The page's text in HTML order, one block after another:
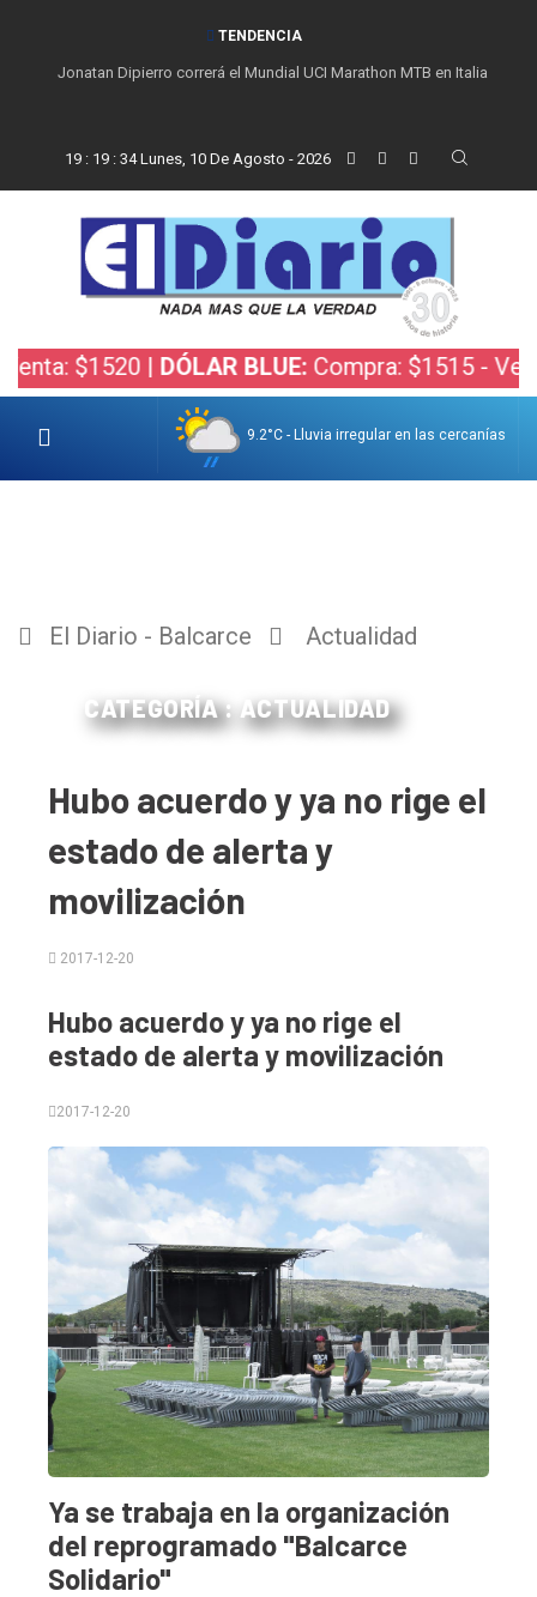
TENDENCIA
Jonatan Dipierro correrá el Mundial UCI Marathon MTB en Italia
19: 19: 35 Lunes, 10 De Agosto - 2026
$1520 |DÓLAR BLUE:Compra: $1515 - Venta:
9.2°C - Lluvia irregular en las cercanías
El
único
DIARIO
Balcarce
Inicio
Tendencia
General
El Diario - Balcarce Actualidad
CATEGORÍA : ACTUALIDAD
Hubo acuerdo y ya no rige el
estado de alerta y
movilización
2017-12-20
Hubo acuerdo y ya no rige el
estado de alerta y movilización
2017-12-20
Ya se trabaja en la organización
del reprogramado "Balcarce
Solidario"